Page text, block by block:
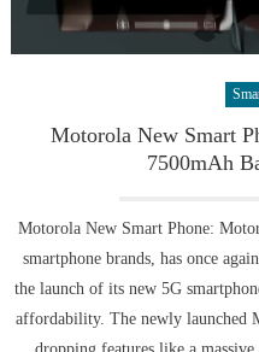
Motorola New Smart
7500mAh
Motorola New Smart Phone:
smartphone brands, has once
the launch of its new 5G
affordability. The newly launched